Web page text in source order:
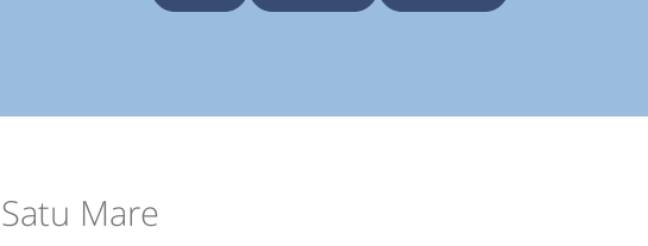
Mare